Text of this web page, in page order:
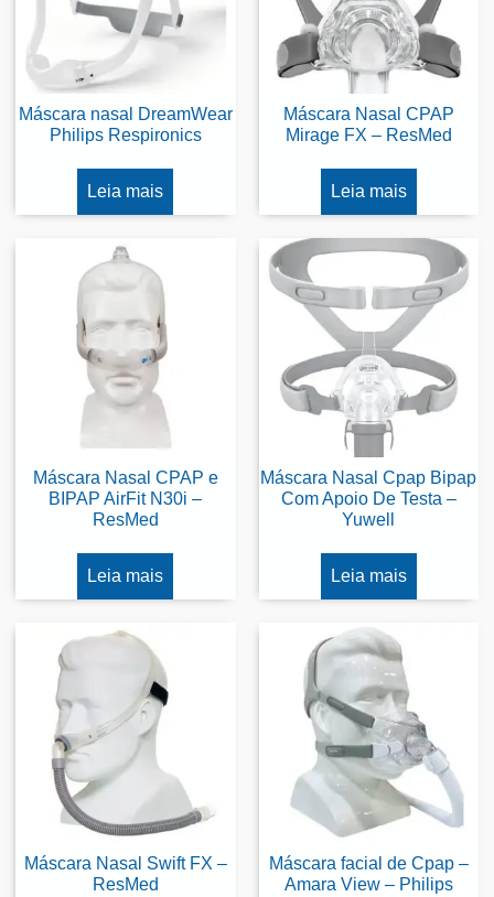
Máscara nasal DreamWear
Philips Respironics
Leia mais
Máscara Nasal CPAP
Mirage FX – ResMed
Leia mais
Máscara Nasal CPAP e
BIPAP AirFit N30i –
ResMed
Leia mais
Máscara Nasal Cpap Bipap
Com Apoio De Testa –
Yuwell
Leia mais
Máscara Nasal Swift FX –
ResMed
Máscara facial de Cpap –
Amara View – Philips